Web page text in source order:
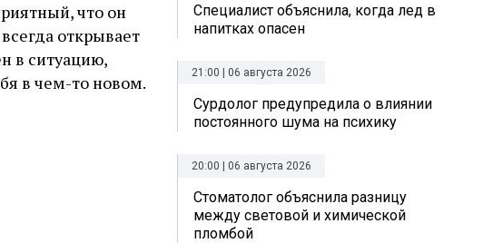
что он
открывает
в ситуацию,
в чем-то новом.
Специалист объяснила, когда лед в
напитках опасен
21:00 | 06 августа 2026
Сурдолог предупредила о влиянии
постоянного шума на психику
20:00 | 06 августа 2026
Стоматолог объяснила разницу
между световой и химической
пломбой